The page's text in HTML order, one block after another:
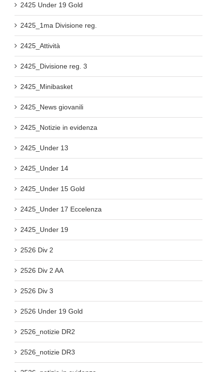
2425 Under 19 Gold
2425_1ma Divisione reg.
2425_Attività
2425_Divisione reg. 3
2425_Minibasket
2425_News giovanili
2425_Notizie in evidenza
2425_Under 13
2425_Under 14
2425_Under 15 Gold
2425_Under 17 Eccelenza
2425_Under 19
2526 Div 2
2526 Div 2 AA
2526 Div 3
2526 Under 19 Gold
2526_notizie DR2
2526_notizie DR3